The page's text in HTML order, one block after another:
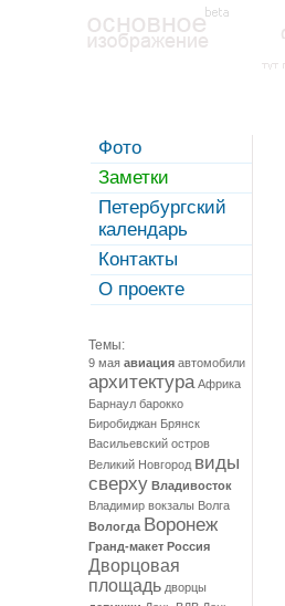
Фото
Заметки
Петербургский
календарь
Контакты
О проекте
Темы:
9 мая авиация автомобили
архитектура Африка
Барнаул барокко
Биробиджан Брянск
Васильевский остров
Великий Новгород виды
сверху Владивосток
Владимир вокзалы Волга
Вологда Воронеж
Гранд-макет Россия
Дворцовая
площадь дворцы